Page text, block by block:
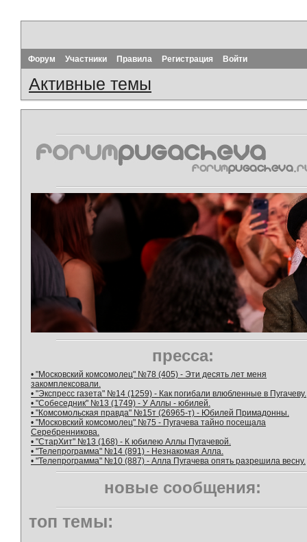
Форум Участники Правила Регистрация Войти
Активные темы
пресса:
• "Московский комсомолец" №78 (405) - Эти десять лет меня
закомплексовали.
• "Экспресс газета" №14 (1259) - Как погибали влюбленные в Пугачеву.
• "Собеседник" №13 (1749) - У Аллы - юбилей.
• "Комсомольская правда" №15т (26965-т) - Юбилей Примадонны.
• "Московский комсомолец" №75 - Пугачева тайно посещала
Серебренникова.
• "СтарХит" №13 (168) - К юбилею Аллы Пугачевой.
• "Телепрограмма" №14 (891) - Незнакомая Алла.
• "Телепрограмма" №10 (887) - Алла Пугачева опять разрешила весну.
новые сообщения:
топ темы: